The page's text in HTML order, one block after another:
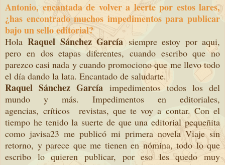
Antonio, encantada de volver a leerte por estos lares,
¿has encontrado muchos impedimentos para publicar
bajo un sello editorial?
HolaRaquel Sánchez Garcíasiempre estoy por aqui,
pero en dos etapas diferentes, cuando escribo que no
parezco casi nada y cuando promociono que me llevo todo
el día dando la lata. Encantado de saludarte.
Raquel Sánchez García impedimentos todos los del
mundo y más. Impedimentos en editoriales,
agencias, críticos revistas, que te voy a contar. Con el
tiempo he tenido la suerte de que una editorial pequeñita
como javisa23 me publicó mi primera novela Viaje sin
retorno, y parece que me tienen en nómina, todo lo que
escribo lo quieren publicar, por eso les quedo muy